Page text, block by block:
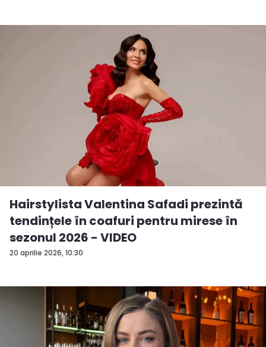
20 aprilie 2026, 10:30
Hairstylista Valentina Safadi prezintă
tendințele în coafuri pentru mirese în
sezonul 2026 - VIDEO